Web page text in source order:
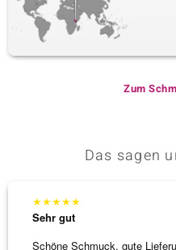
Zum
Das sagen
★★★★★
Sehr gut
Schöne Schmuck, gute